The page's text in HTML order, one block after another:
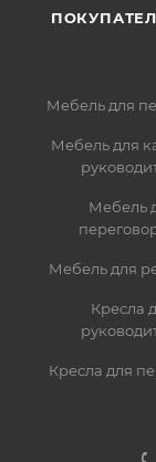
Мебель для
Мебель для
Мебель
Мебель для
Кресла
Кресла для